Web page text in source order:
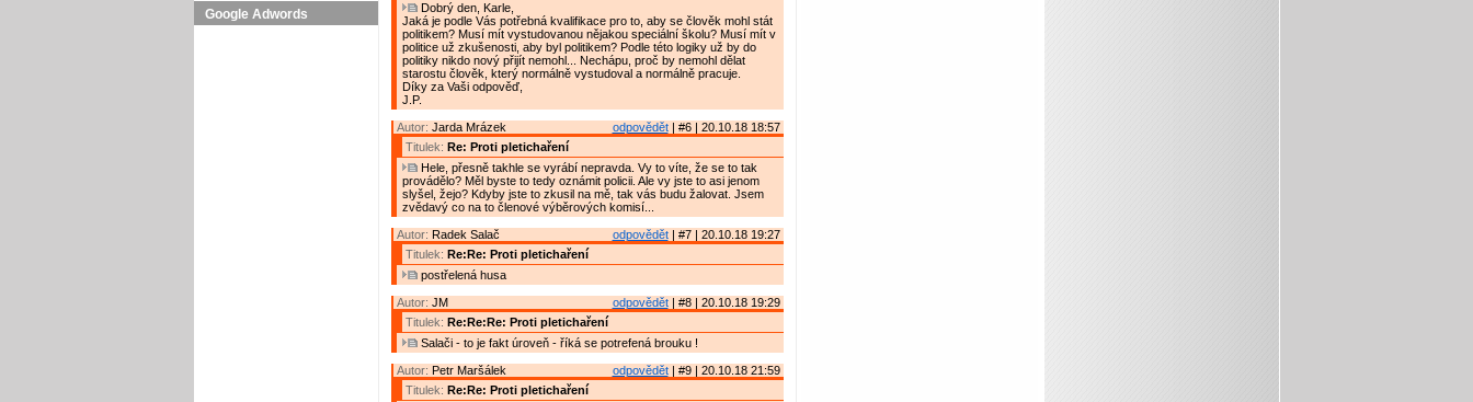
Google Adwords
Dobrý den, Karle,
Jaká je podle Vás potřebná kvalifikace pro to, aby se člověk mohl stát
politikem? Musí mít vystudovanou nějakou speciální školu? Musí mít v
politice už zkušenosti, aby byl politikem? Podle této logiky už by do
politiky nikdo nový přijít nemohl... Nechápu, proč by nemohl dělat
starostu člověk, který normálně vystudoval a normálně pracuje.
Díky za Vaši odpověď,
J.P.
odpovědět| #6 | 20.10.18 18:57
Autor: Jarda Mrázek
Titulek: Re: Proti pletichaření
Hele, přesně takhle se vyrábí nepravda. Vy to víte, že se to tak
provádělo? Měl byste to tedy oznámit policii. Ale vy jste to asi jenom
slyšel, žejo? Kdyby jste to zkusil na mě, tak vás budu žalovat. Jsem
zvědavý co na to členové výběrových komisí...
odpovědět| #7 | 20.10.18 19:27
Autor: Radek Salač
Titulek: Re:Re: Proti pletichaření
postřelená husa
odpovědět| #8 | 20.10.18 19:29
Autor: JM
Titulek: Re:Re:Re: Proti pletichaření
Salači - to je fakt úroveň - říká se potrefená brouku !
odpovědět| #9 | 20.10.18 21:59
Autor: Petr Maršálek
Titulek: Re:Re: Proti pletichaření